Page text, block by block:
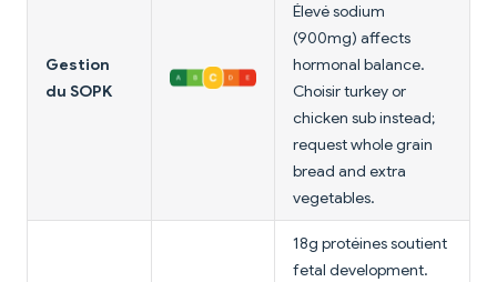
Gestion
du SOPK
Élevé sodium
(900mg) affects
hormonal balance.
Choisir turkey or
chicken sub instead;
request whole grain
bread and extra
vegetables.
18g protéines soutient
fetal development.